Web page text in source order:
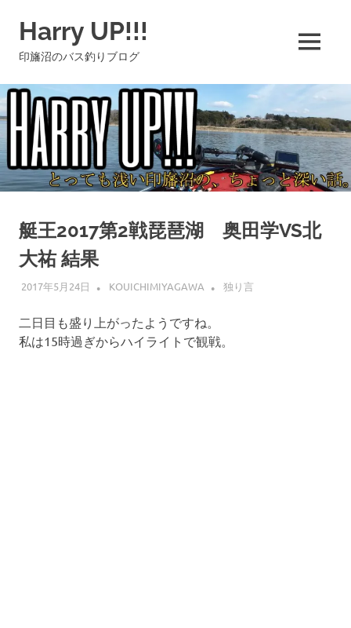
ツ
へ
ス
キ
ッ
プ
Harry UP!!!
印旛沼のバス釣りブログ MENU
艇王2017第2戦琵琶湖 奥田学VS北
大祐 結果
2017年5月24日 KOUICHIMIYAGAWA 独り言
二日目も盛り上がったようですね。
私は15時過ぎからハイライトで観戦。